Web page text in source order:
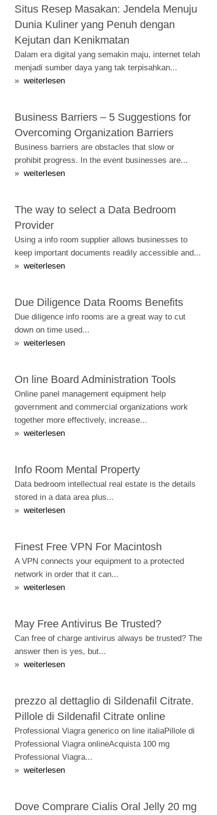
Situs Resep Masakan: Jendela Menuju
Dunia Kuliner yang Penuh dengan
Kejutan dan Kenikmatan
Dalam era digital yang semakin maju, internet telah
menjadi sumber daya yang tak terpisahkan...
» weiterlesen
Business Barriers – 5 Suggestions for
Overcoming Organization Barriers
Business barriers are obstacles that slow or
prohibit progress. In the event businesses are...
» weiterlesen
The way to select a Data Bedroom
Provider
Using a info room supplier allows businesses to
keep important documents readily accessible and...
» weiterlesen
Due Diligence Data Rooms Benefits
Due diligence info rooms are a great way to cut
down on time used...
» weiterlesen
On line Board Administration Tools
Online panel management equipment help
government and commercial organizations work
together more effectively, increase...
» weiterlesen
Info Room Mental Property
Data bedroom intellectual real estate is the details
stored in a data area plus...
» weiterlesen
Finest Free VPN For Macintosh
A VPN connects your equipment to a protected
network in order that it can...
» weiterlesen
May Free Antivirus Be Trusted?
Can free of charge antivirus always be trusted? The
answer then is yes, but...
» weiterlesen
prezzo al dettaglio di Sildenafil Citrate.
Pillole di Sildenafil Citrate online
Professional Viagra generico on line italiaPillole di
Professional Viagra onlineAcquista 100 mg
Professional Viagra...
» weiterlesen
Dove Comprare Cialis Oral Jelly 20 mg